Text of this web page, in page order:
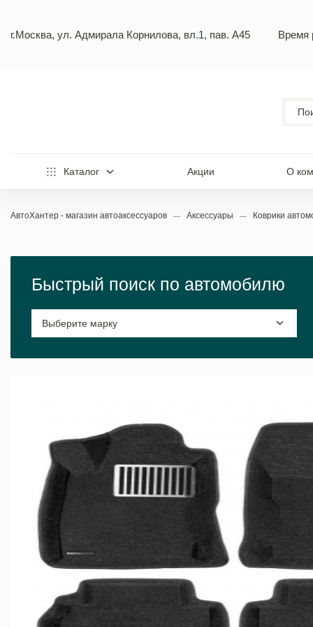
г.Москва, ул. Адмирала Корнилова, вл.1, пав. А45 Время
Каталог Акции О
АвтоХантер - магазин автоаксессуаров Аксессуары Коврики
Быстрый поиск по автомобилю